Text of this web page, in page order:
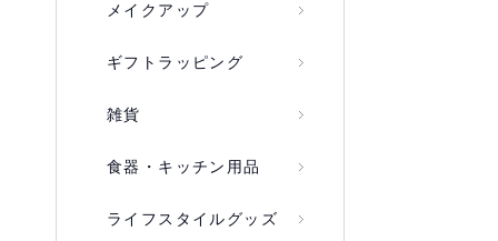
メイクアップ
ギフトラッピング
雑貨
食器・キッチン用品
ライフスタイルグッズ